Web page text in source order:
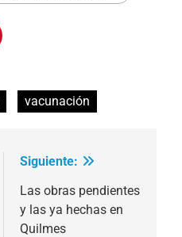
vacunación
Siguiente:
Las obras pendientes
y las ya hechas en
Quilmes